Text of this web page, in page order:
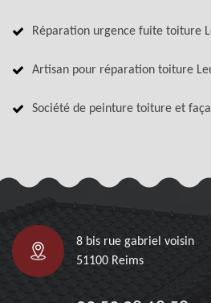
Réparation urgence fuite toiture
Artisan pour réparation toiture
Société de peinture toiture et
8 bis rue gabriel voisin
51100 Reims